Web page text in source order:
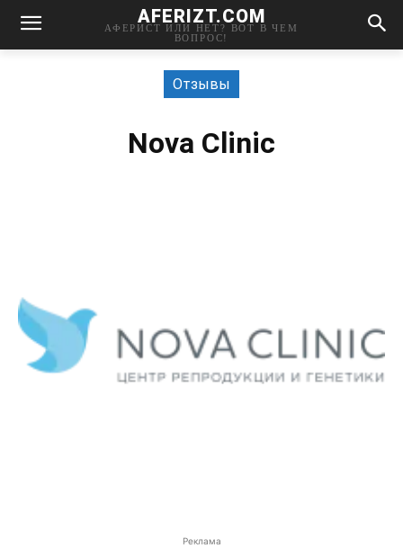
AFERIZT.COM
АФЕРИСТ ИЛИ НЕТ? ВОТ В ЧЕМ
ВОПРОС!
Отзывы
Nova Clinic
Реклама